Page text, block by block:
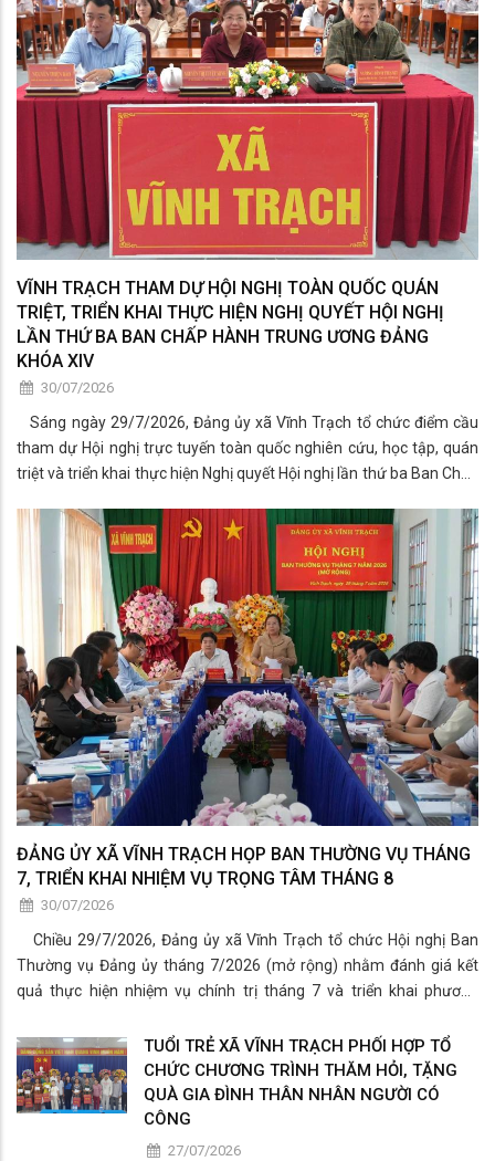
VĨNH TRẠCH THAM DỰ HỘI NGHỊ TOÀN QUỐC QUÁN
TRIỆT, TRIỂN KHAI THỰC HIỆN NGHỊ QUYẾT HỘI NGHỊ
LẦN THỨ BA BAN CHẤP HÀNH TRUNG ƯƠNG ĐẢNG
KHÓA XIV
30/07/2026
Sáng ngày 29/7/2026, Đảng ủy xã Vĩnh Trạch tổ chức điểm cầu
tham dự Hội nghị trực tuyến toàn quốc nghiên cứu, học tập, quán
triệt và triển khai thực hiện Nghị quyết Hội nghị lần thứ ba Ban Chấp
ĐẢNG ỦY XÃ VĨNH TRẠCH HỌP BAN THƯỜNG VỤ THÁNG
7, TRIỂN KHAI NHIỆM VỤ TRỌNG TÂM THÁNG 8
30/07/2026
Chiều 29/7/2026, Đảng ủy xã Vĩnh Trạch tổ chức Hội nghị Ban
Thường vụ Đảng ủy tháng 7/2026 (mở rộng) nhằm đánh giá kết
quả thực hiện nhiệm vụ chính trị tháng 7 và triển khai phương
TUỔI TRẺ XÃ VĨNH TRẠCH PHỐI HỢP TỔ
CHỨC CHƯƠNG TRÌNH THĂM HỎI, TẶNG
QUÀ GIA ĐÌNH THÂN NHÂN NGƯỜI CÓ
CÔNG
27/07/2026